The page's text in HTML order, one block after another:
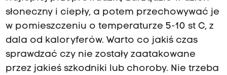
słoneczny i ciepły, a potem przechowywać je
w pomieszczeniu o temperaturze 5-10 st C, z
dala od kaloryferów. Warto co jakiś czas
sprawdzać czy nie zostały zaatakowane
przez jakieś szkodniki lub choroby. Nie trzeba